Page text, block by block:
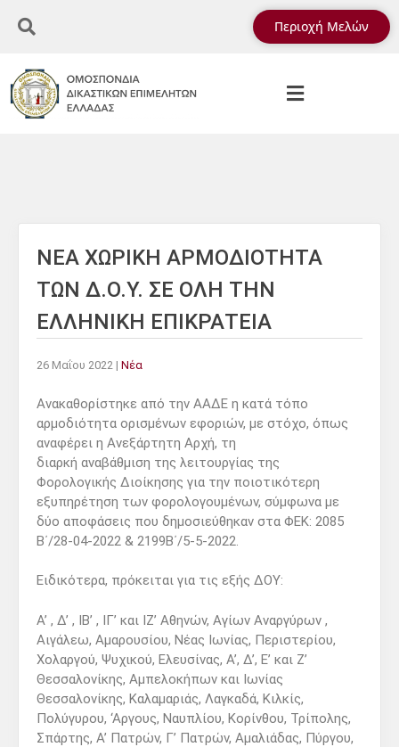
Περιοχή Μελών
NEA ΧΩΡΙΚΗ ΑΡΜΟΔΙΟΤΗΤΑ
ΤΩΝ Δ.Ο.Υ. ΣΕ ΟΛΗ ΤΗΝ
ΕΛΛΗΝΙΚΗ ΕΠΙΚΡΑΤΕΙΑ
26 Μαΐου 2022 | Νέα
Ανακαθορίστηκε από την ΑΑΔΕ η κατά τόπο
αρμοδιότητα ορισμένων εφοριών, με στόχο, όπως
αναφέρει η Ανεξάρτητη Αρχή, τη
διαρκή αναβάθμιση της λειτουργίας της
Φορολογικής Διοίκησης για την ποιοτικότερη
εξυπηρέτηση των φορολογουμένων, σύμφωνα με
δύο αποφάσεις που δημοσιεύθηκαν στα ΦΕΚ: 2085
Β΄/28-04-2022 & 2199Β΄/5-5-2022.
Ειδικότερα, πρόκειται για τις εξής ΔΟΥ:
Α’ , Δ’ , ΙΒ’ , ΙΓ’ και ΙΖ’ Αθηνών, Αγίων Αναργύρων ,
Αιγάλεω, Αμαρουσίου, Νέας Ιωνίας, Περιστερίου,
Χολαργού, Ψυχικού, Ελευσίνας, Α’, Δ’, Ε’ και Ζ’
Θεσσαλονίκης, Αμπελοκήπων και Ιωνίας
Θεσσαλονίκης, Καλαμαριάς, Λαγκαδά, Κιλκίς,
Πολύγυρου, ‘Αργους, Ναυπλίου, Κορίνθου, Τρίπολης,
Σπάρτης, Α’ Πατρών, Γ’ Πατρών, Αμαλιάδας, Πύργου,